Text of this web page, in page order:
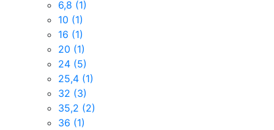
6,8 (1)
10 (1)
16 (1)
20 (1)
24 (5)
25,4 (1)
32 (3)
35,2 (2)
36 (1)